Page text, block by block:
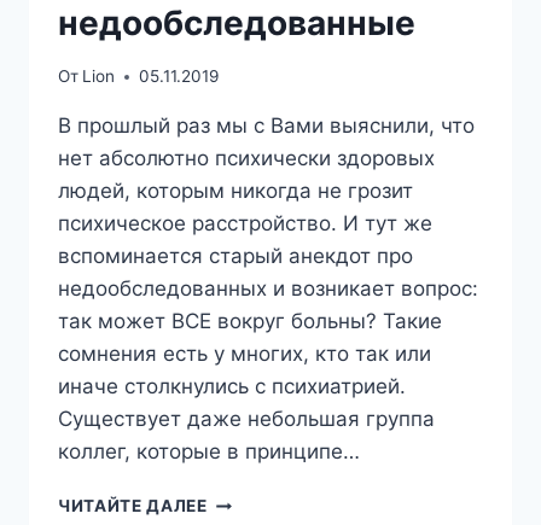
недообследованные
От Lion 05.11.2019
В прошлый раз мы с Вами выяснили, что
нет абсолютно психически здоровых
людей, которым никогда не грозит
психическое расстройство. И тут же
вспоминается старый анекдот про
недообследованных и возникает вопрос:
так может ВСЕ вокруг больны? Такие
сомнения есть у многих, кто так или
иначе столкнулись с психиатрией.
Существует даже небольшая группа
коллег, которые в принципе…
ЧИТАЙТЕ ДАЛЕЕМИФ